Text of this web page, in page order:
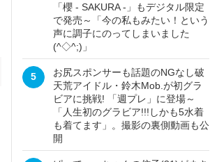
「櫻 - SAKURA -」もデジタル限定
で発売～「今の私もみたい！という
声に調子にのってしまいました
(^◇^;)」
5
お尻スポンサーも話題のNGなし破
天荒アイドル・鈴木Mob.が初グラ
ビアに挑戦! 「週プレ」に登場～
「人生初のグラビア!!!しかも5水着
も着てます」。撮影の裏側動画も公
開